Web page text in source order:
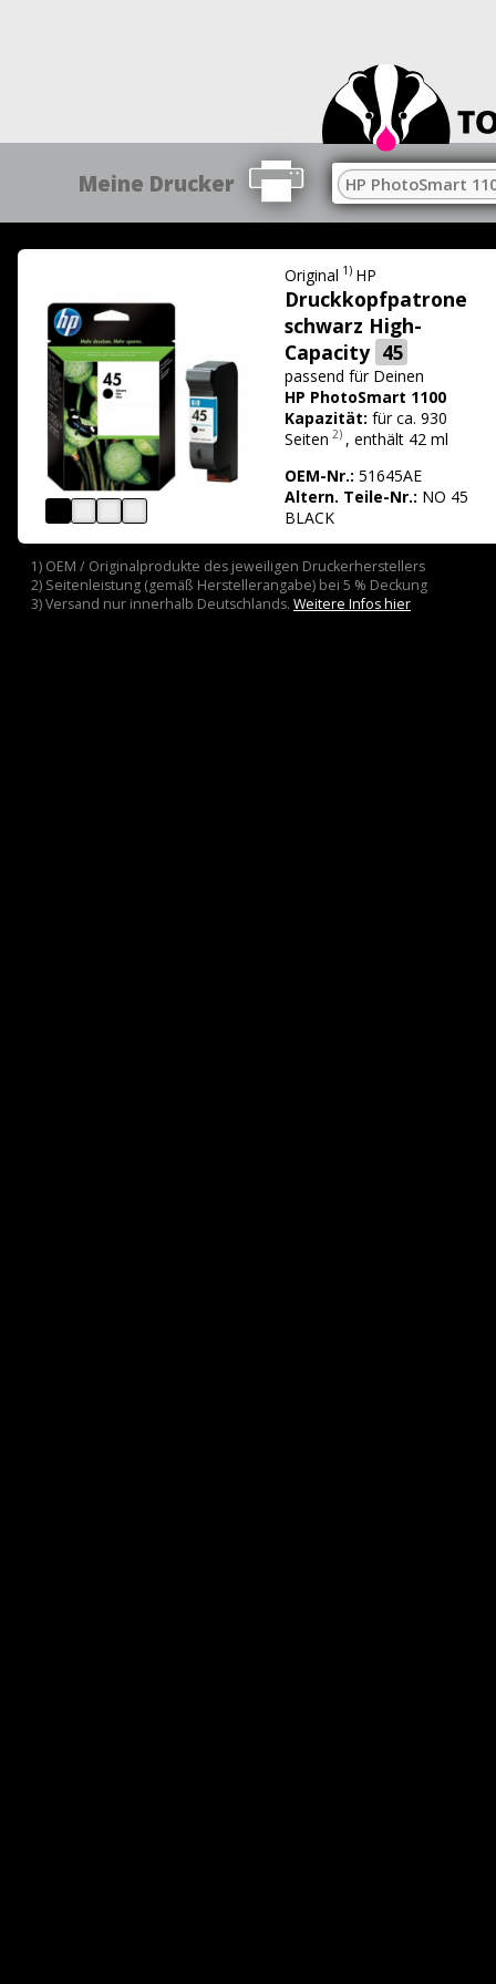
Meine Drucker HP PhotoSmart
Original 1) HP
Druckkopfpatrone
schwarz High-
Capacity 45
passend für Deinen
HP PhotoSmart 1100
Kapazität: für ca. 930
Seiten 2) ,enthält 42 ml
OEM-Nr.: 51645AE
Altern. Teile-Nr.: NO 45
BLACK
1) OEM / Originalprodukte des jeweiligen Druckerherstellers
2) Seitenleistung (gemäß Herstellerangabe) bei 5 % Deckung
3) Versand nur innerhalb Deutschlands. Weitere Infos hier